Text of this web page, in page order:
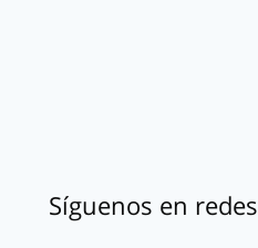
Síguenos en redes